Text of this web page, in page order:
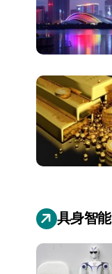
具身智能